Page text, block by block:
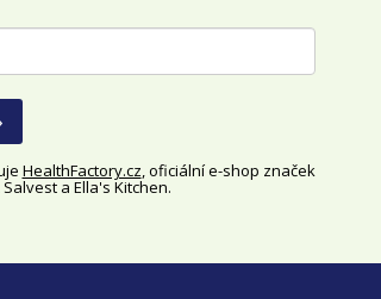
HealthFactory.cz, oficiálníe-shop značek
a Ella's Kitchen.